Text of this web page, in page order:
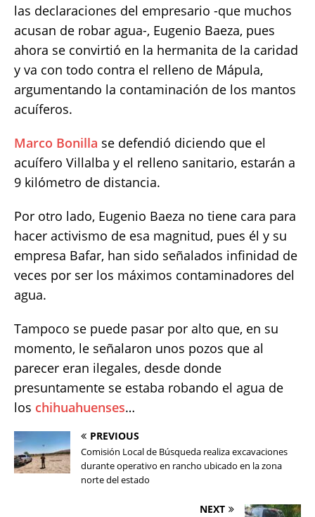
s
A
p
p
e
b
o
o
k
te
r
y
Li
n
k
re
las declaraciones del empresario -que muchos
acusan de robar agua-, Eugenio Baeza, pues
ahora se convirtió en la hermanita de la caridad
y va con todo contra el relleno de Mápula,
argumentando la contaminación de los mantos
acuíferos.
Marco Bonilla se defendió diciendo que el
acuífero Villalba y el relleno sanitario, estarán a
9 kilómetro de distancia.
Por otro lado, Eugenio Baeza no tiene cara para
hacer activismo de esa magnitud, pues él y su
empresa Bafar, han sido señalados infinidad de
veces por ser los máximos contaminadores del
agua.
Tampoco se puede pasar por alto que, en su
momento, le señalaron unos pozos que al
parecer eran ilegales, desde donde
presuntamente se estaba robando el agua de
los chihuahuenses…
PREVIOUS
Comisión Local de Búsqueda realiza excavaciones
durante operativo en rancho ubicado en la zona
norte del estado
NEXT